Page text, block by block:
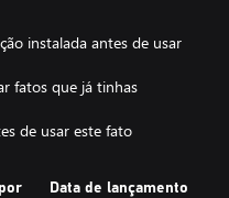
instalada antes de usar
fatos que já tinhas
de usar este fato
Data de lançamento